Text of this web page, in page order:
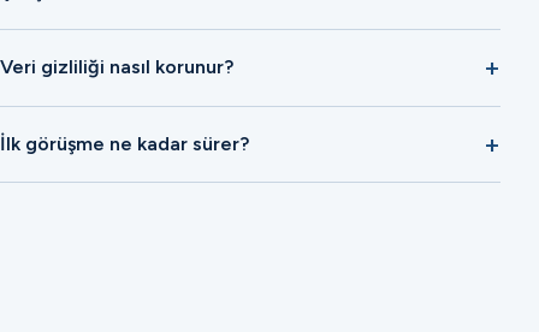
Veri gizliliği nasıl korunur?
İlk görüşme ne kadar sürer?